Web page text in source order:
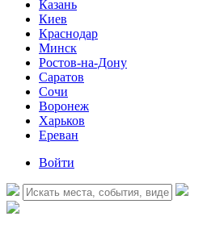
Казань
Киев
Краснодар
Минск
Ростов-на-Дону
Саратов
Сочи
Воронеж
Харьков
Ереван
Войти